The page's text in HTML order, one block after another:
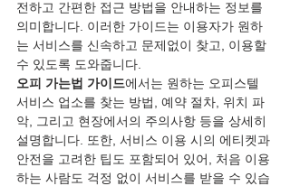
전하고 간편한 접근 방법을 안내하는 정보를
의미합니다. 이러한 가이드는 이용자가 원하
는 서비스를 신속하고 문제없이 찾고, 이용할
수 있도록 도와줍니다.
오피 가는법 가이드에서는 원하는 오피스텔
서비스 업소를 찾는 방법, 예약 절차, 위치 파
악, 그리고 현장에서의 주의사항 등을 상세히
설명합니다. 또한, 서비스 이용 시의 에티켓과
안전을 고려한 팁도 포함되어 있어, 처음 이용
하는 사람도 걱정 없이 서비스를 받을 수 있습